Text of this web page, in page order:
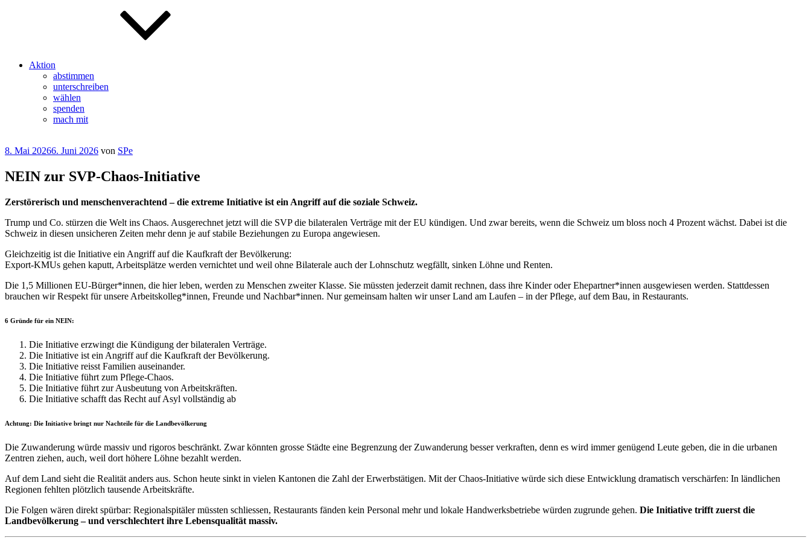
Aktion
abstimmen
unterschreiben
wählen
spenden
mach mit
Veröffentlicht
8. Mai 20266. Juni 2026 von SPe
NEIN zur SVP-Chaos-Initiative
Zerstörerisch und menschenverachtend – die extreme Initiative ist ein Angriff auf die soziale Schweiz.
Trump und Co. stürzen die Welt ins Chaos. Ausgerechnet jetzt will die SVP die bilateralen Verträge mit der EU kündigen. Und zwar bereits, wenn die Schweiz um bloss noch 4 Prozent wächst. Dabei ist die
Schweiz in diesen unsicheren Zeiten mehr denn je auf stabile Beziehungen zu Europa angewiesen.
Gleichzeitig ist die Initiative ein Angriff auf die Kaufkraft der Bevölkerung:
Export-KMUs gehen kaputt, Arbeitsplätze werden vernichtet und weil ohne Bilaterale auch der Lohnschutz wegfällt, sinken Löhne und Renten.
Die 1,5 Millionen EU-Bürger*innen, die hier leben, werden zu Menschen zweiter Klasse. Sie müssten jederzeit damit rechnen, dass ihre Kinder oder Ehepartner*innen ausgewiesen werden. Stattdessen
brauchen wir Respekt für unsere Arbeitskolleg*innen, Freunde und Nachbar*innen. Nur gemeinsam halten wir unser Land am Laufen – in der Pflege, auf dem Bau, in Restaurants.
6 Gründe für ein NEIN:
Die Initiative erzwingt die Kündigung der bilateralen Verträge.
Die Initiative ist ein Angriff auf die Kaufkraft der Bevölkerung.
Die Initiative reisst Familien auseinander.
Die Initiative führt zum Pflege-Chaos.
Die Initiative führt zur Ausbeutung von Arbeitskräften.
Die Initiative schafft das Recht auf Asyl vollständig ab
Achtung: Die Initiative bringt nur Nachteile für die Landbevölkerung
Die Zuwanderung würde massiv und rigoros beschränkt. Zwar könnten grosse Städte eine Begrenzung der Zuwanderung besser verkraften, denn es wird immer genügend Leute geben, die in die urbanen
Zentren ziehen, auch, weil dort höhere Löhne bezahlt werden.
Auf dem Land sieht die Realität anders aus. Schon heute sinkt in vielen Kantonen die Zahl der Erwerbstätigen. Mit der Chaos-Initiative würde sich diese Entwicklung dramatisch verschärfen: In ländlichen
Regionen fehlten plötzlich tausende Arbeitskräfte.
Die Folgen wären direkt spürbar: Regionalspitäler müssten schliessen, Restaurants fänden kein Personal mehr und lokale Handwerksbetriebe würden zugrunde gehen. Die Initiative trifft zuerst die
Landbevölkerung – und verschlechtert ihre Lebensqualität massiv.